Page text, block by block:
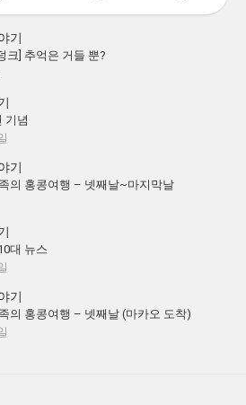
기
크] 추억은 거들 뿐?
기념
기
의 홍콩여행 – 넷째날~마지막날
대 뉴스
기
의 홍콩여행 – 넷째날 (마카오 도착)